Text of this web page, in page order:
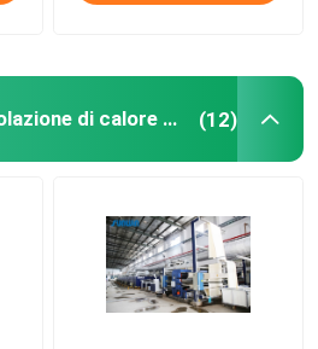
Macchina della regolazione di calore del tessuto (12)